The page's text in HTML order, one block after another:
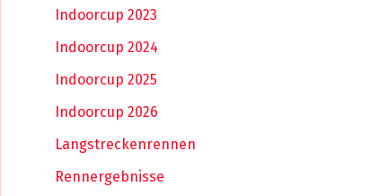
Indoorcup 2023
Indoorcup 2024
Indoorcup 2025
Indoorcup 2026
Langstreckenrennen
Rennergebnisse